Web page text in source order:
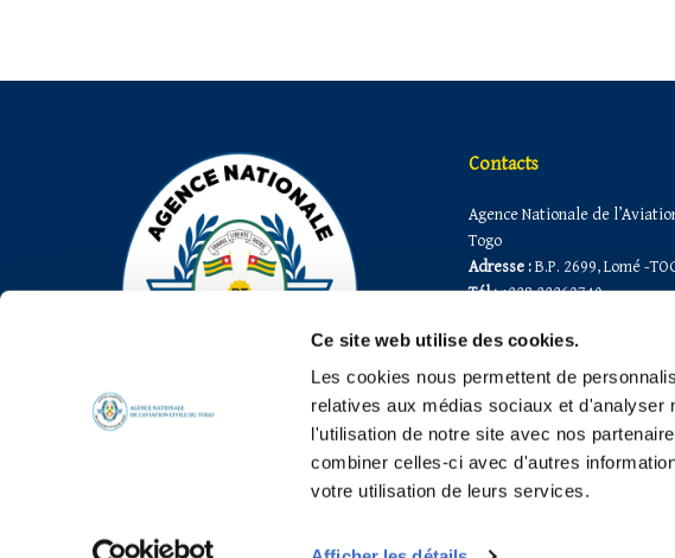
Ce site web utilise des cookies.
Les cookies nous permettent de
relatives aux médias sociaux et d'analyser
l'utilisation de notre site avec nos
combiner celles-ci avec d'autres
votre utilisation de leurs services.
Contacts
Agence Nationale de
Togo
Adresse :B.P. 2699, Lomé -
Tél :+228 22263740
E-mail 1:secretariat@anac-
E-mail 2 :
E-mail 3 : anac@anac-togo.tg
Copyright 2026, © ANAC-TOGO, Tous droits réservés